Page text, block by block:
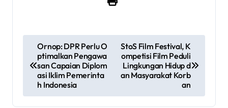
o
Ornop: DPR Perlu O
ptimalkan Pengawa
san Capaian Diplom
asi Iklim Pemerinta
h Indonesia
StoS Film Festival, K
ompetisi Film Peduli
Lingkungan Hidup d
an Masyarakat Korb
an